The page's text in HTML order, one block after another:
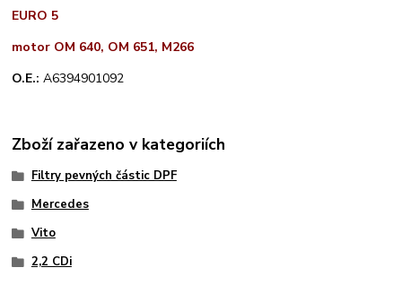
EURO 5
motor OM 640, OM 651, M266
O.E.: A6394901092
Zboží zařazeno v kategoriích
Filtry pevných částic DPF
Mercedes
Vito
2,2 CDi